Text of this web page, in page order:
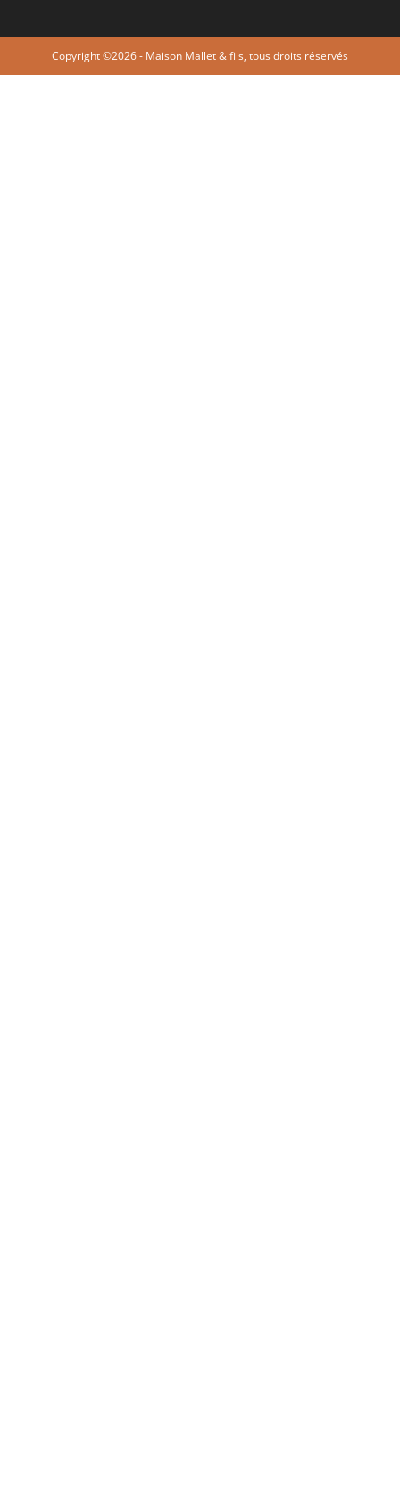
Copyright ©2026 - Maison Mallet & fils, tous droits réservés